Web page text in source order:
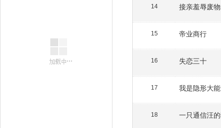
14 接亲羞辱废
15 帝业商行
16 失恋三十
17 我是隐形大能
18 一只通信汪